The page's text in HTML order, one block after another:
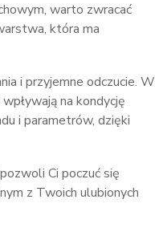
warto zwracać
która ma
i przyjemne odczucie. W
na kondycję
i parametrów, dzięki
Ci poczuć się
z Twoich ulubionych